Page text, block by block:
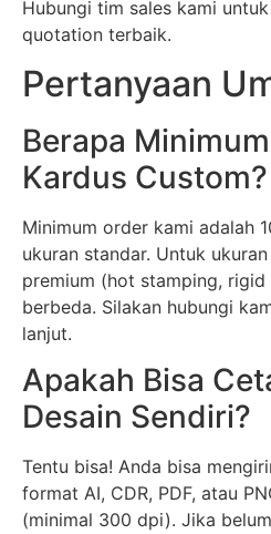
Hubungi tim sales kami
quotation terbaik.
Pertanyaan
Berapa
Kardus Custom?
Minimum order kami adalah
ukuran standar. Untuk
premium (hot stamping, rigid
berbeda. Silakan hubungi
lanjut.
Apakah Bisa
Desain Sendiri?
Tentu bisa! Anda bisa
format AI, CDR, PDF, atau
(minimal 300 dpi). Jika